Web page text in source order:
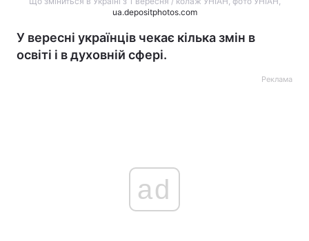
ua.depositphotos.com
У вересні українців чекає кілька змін в
освіті і в духовній сфері.
Реклама
ad